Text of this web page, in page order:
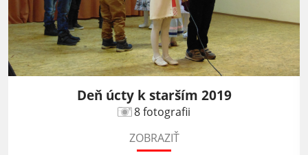
Deň úcty k starším 2019
8 fotografii
ZOBRAZIŤ